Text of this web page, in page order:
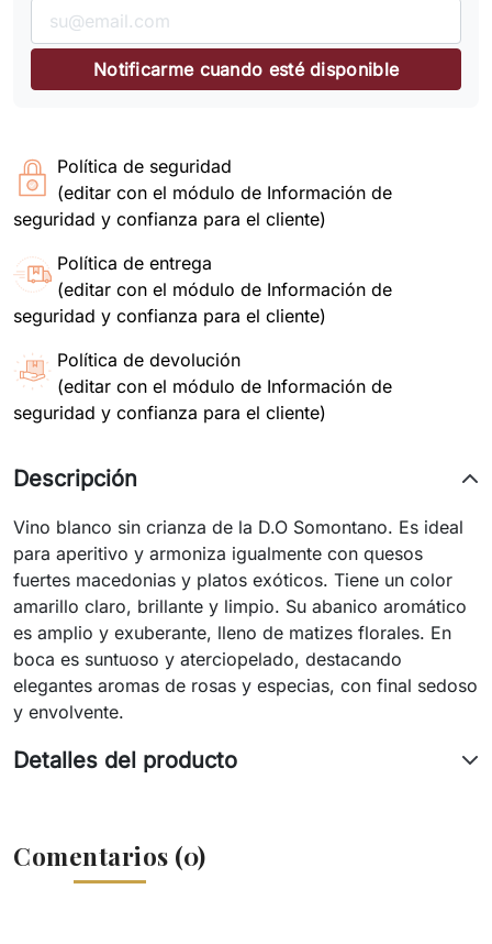
Notificarme cuando esté disponible
Política de seguridad
(editar con el módulo de Información de
seguridad y confianza para el cliente)
Política de entrega
(editar con el módulo de Información de
seguridad y confianza para el cliente)
Política de devolución
(editar con el módulo de Información de
seguridad y confianza para el cliente)
Descripción
Vino blanco sin crianza de la D.O Somontano. Es ideal
para aperitivo y armoniza igualmente con quesos
fuertes macedonias y platos exóticos. Tiene un color
amarillo claro, brillante y limpio. Su abanico aromático
es amplio y exuberante, lleno de matizes florales. En
boca es suntuoso y aterciopelado, destacando
elegantes aromas de rosas y especias, con final sedoso
y envolvente.
Detalles del producto
Comentarios (0)